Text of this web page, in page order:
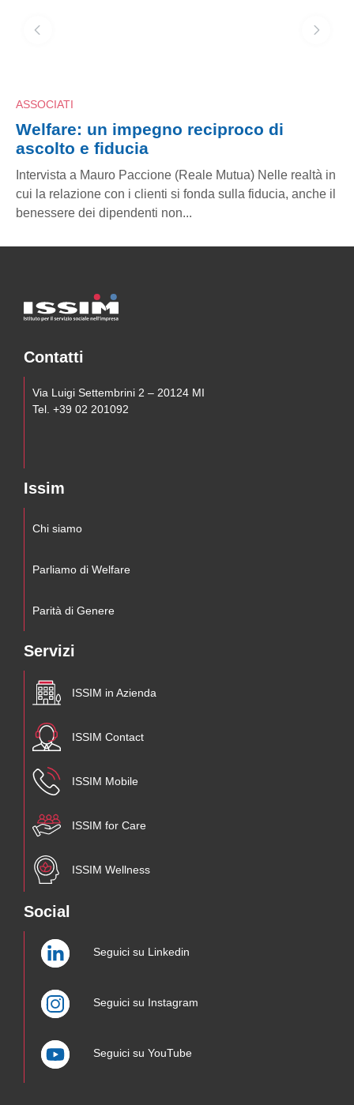
ASSOCIATI
Welfare: un impegno reciproco di
ascolto e fiducia
Intervista a Mauro Paccione (Reale Mutua) Nelle realtà in
cui la relazione con i clienti si fonda sulla fiducia, anche il
benessere dei dipendenti non...
Contatti
Via Luigi Settembrini 2 – 20124 MI
Tel. +39 02 201092
Issim
Chi siamo
Parliamo di Welfare
Parità di Genere
Servizi
ISSIM in Azienda
ISSIM Contact
ISSIM Mobile
ISSIM for Care
ISSIM Wellness
Social
Seguici su Linkedin
Seguici su Instagram
Seguici su YouTube